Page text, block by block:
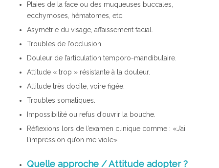
Plaies de la face ou des muqueuses buccales,
ecchymoses, hématomes, etc.
Asymétrie du visage, affaissement facial.
Troubles de l’occlusion.
Douleur de l’articulation temporo-mandibulaire.
Attitude « trop » résistante à la douleur.
Attitude très docile, voire figée.
Troubles somatiques.
Impossibilité ou refus d’ouvrir la bouche.
Réflexions lors de l’examen clinique comme : «J’ai
l’impression qu’on me viole».
Quelle approche / Attitude adopter ?